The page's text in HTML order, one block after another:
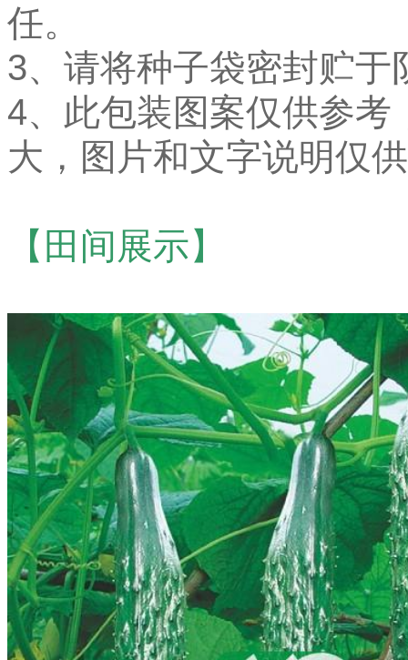
任。
3、请将种子袋密封贮于
4、此包装图案仅供参
大，图片和文字说明仅
【田间展示】